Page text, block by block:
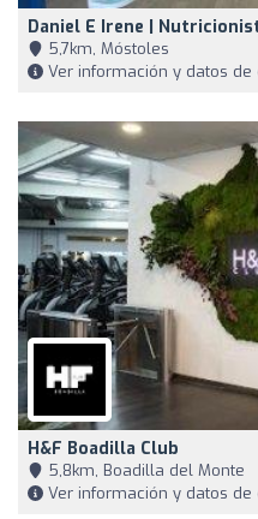
Daniel E Irene |
5,7km, Móstoles
Ver información y datos de
H&F Boadilla Club
5,8km, Boadilla del Monte
Ver información y datos de